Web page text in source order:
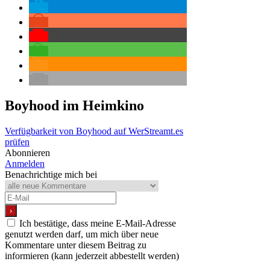
Boyhood im Heimkino
Verfügbarkeit von Boyhood auf WerStreamt.es
prüfen
Abonnieren
Anmelden
Benachrichtige mich bei
Ich bestätige, dass meine E-Mail-Adresse
genutzt werden darf, um mich über neue
Kommentare unter diesem Beitrag zu
informieren (kann jederzeit abbestellt werden)